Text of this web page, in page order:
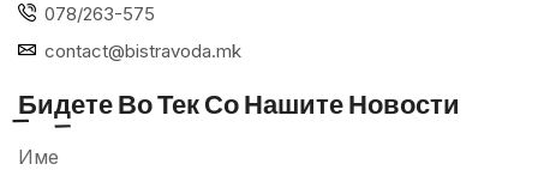
078/263-575
contact@bistravoda.mk
Бидете Во Тек Со Нашите Новости
Име